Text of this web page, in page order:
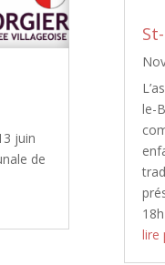
juin
de
le-
lire